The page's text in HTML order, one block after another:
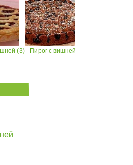
(3) Пирог с вишней